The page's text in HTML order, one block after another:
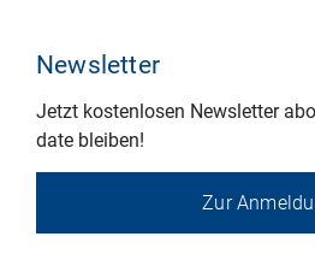
Newsletter
Jetzt kostenlosen Newsletter
date bleiben!
Zur